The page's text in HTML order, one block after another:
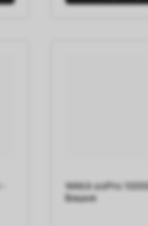
WAKA soPro
Вишня